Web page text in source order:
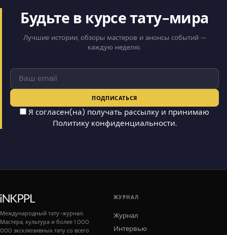
Будьте в курсе тату-мира
Лучшие истории, обзоры мастеров и анонсы событий —
каждую неделю.
ПОДПИСАТЬСЯ
Я согласен(на) получать рассылку и принимаю
Политику конфиденциальности.
Международный тату-журнал.
Мастера, культура и более 1 000
000 эксклюзивных тату со всего
ЖУРНАЛ
Журнал
Интервью